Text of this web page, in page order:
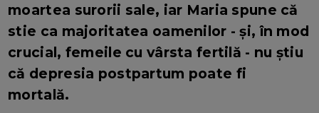
moartea surorii sale, iar Maria spune că
stie ca majoritatea oamenilor - și, în mod
crucial, femeile cu vârsta fertilă - nu știu
că depresia postpartum poate fi
mortală.